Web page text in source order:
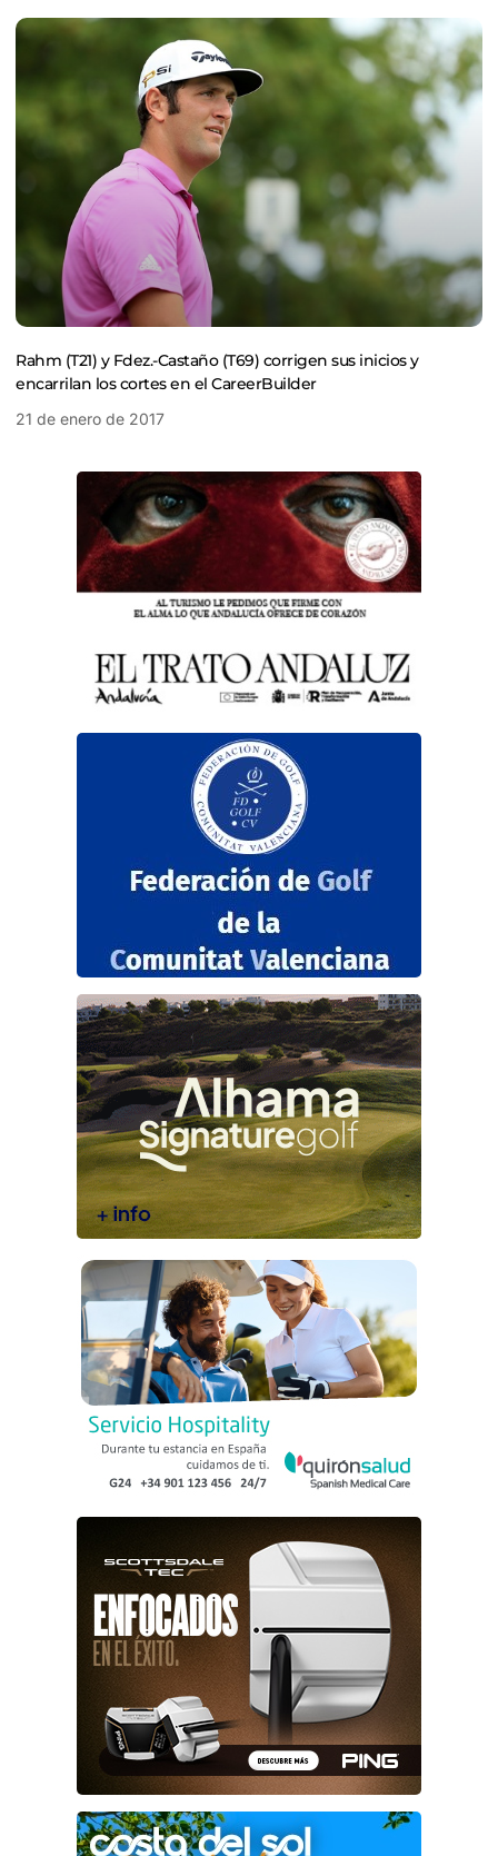
Rahm (T21) y Fdez.-Castaño (T69) corrigen sus inicios y
encarrilan los cortes en el CareerBuilder
21 de enero de 2017